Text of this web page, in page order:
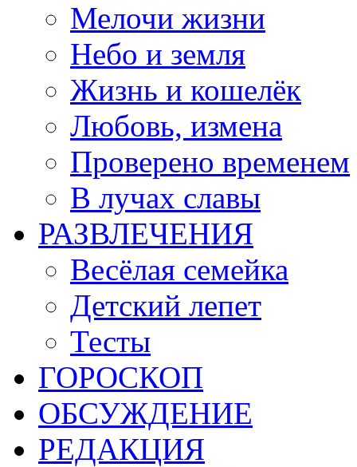
Мелочи жизни
Небо и земля
Жизнь и кошелёк
Любовь, измена
Проверено временем
В лучах славы
РАЗВЛЕЧЕНИЯ
Весёлая семейка
Детский лепет
Тесты
ГОРОСКОП
ОБСУЖДЕНИЕ
РЕДАКЦИЯ